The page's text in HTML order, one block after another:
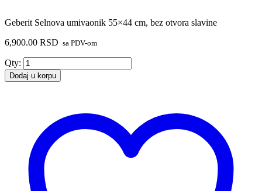
Geberit Selnova umivaonik 55×44 cm, bez otvora slavine
6,900.00 RSD sa PDV-om
Qty: Geberit
Selnova
umivaonik
slavine
količina
Dodaj u korpu